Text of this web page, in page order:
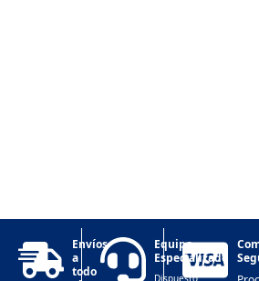
Envíos
a
todo
Equipo
Especializado
Dispuesto